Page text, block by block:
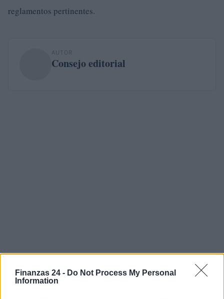
Finanzas 24 - Do Not Process My Personal
Information
reglamentos pertinentes.
AUTOR
Consejo editorial